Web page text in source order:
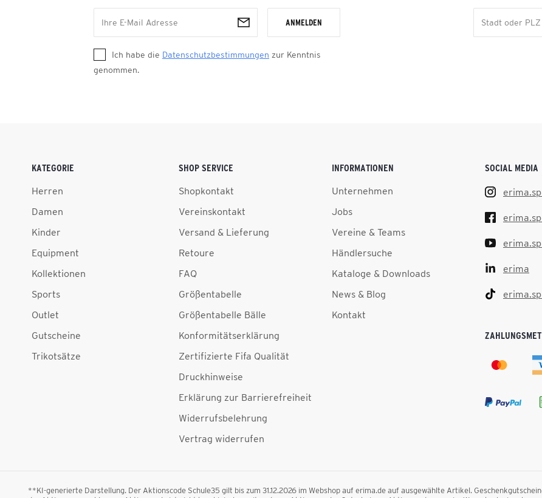
ANMELDEN
Ich habe die Datenschutzbestimmungen zur Kenntnis
genommen.
KATEGORIE
Herren
Damen
Kinder
Equipment
Kollektionen
Sports
Outlet
Gutscheine
Trikotsätze
SHOP SERVICE
Shopkontakt
Vereinskontakt
Versand & Lieferung
Retoure
FAQ
Größentabelle
Größentabelle Bälle
Konformitätserklärung
Zertifizierte Fifa Qualität
Druckhinweise
Erklärung zur Barrierefreiheit
Widerrufsbelehrung
Vertrag widerrufen
INFORMATIONEN
Unternehmen
Jobs
Vereine & Teams
Händlersuche
Kataloge & Downloads
News & Blog
Kontakt
SOCIAL MEDIA
erima
**KI-generierte Darstellung. Der Aktionscode Schule35 gilt bis zum 31.12.2026 im Webshop auf erima.de auf ausgewählte Artikel.